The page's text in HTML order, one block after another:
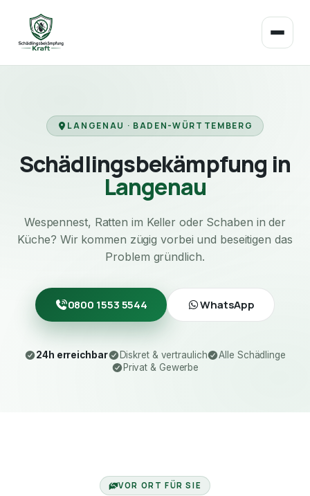
LANGENAU · BADEN-WÜRTTEMBERG
Schädlingsbekämpfung in
Langenau
Wespennest, Ratten im Keller oder Schaben in der
Küche? Wir kommen zügig vorbei und beseitigen das
Problem gründlich.
0800 1553 5544 WhatsApp
24h erreichbar Diskret & vertraulich
Alle Schädlinge
Privat & Gewerbe
VOR ORT FÜR SIE